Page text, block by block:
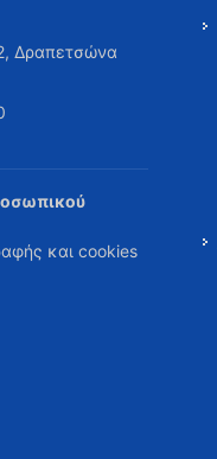
Δραπετσώνα
και cookies